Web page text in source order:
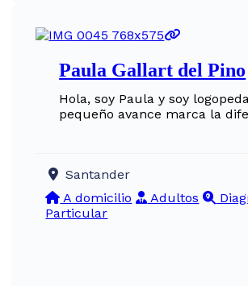
Paula Gallart del Pino
Hola, soy Paula y soy
pequeño avance marca la
Santander
A domicilio
Adultos
Particular